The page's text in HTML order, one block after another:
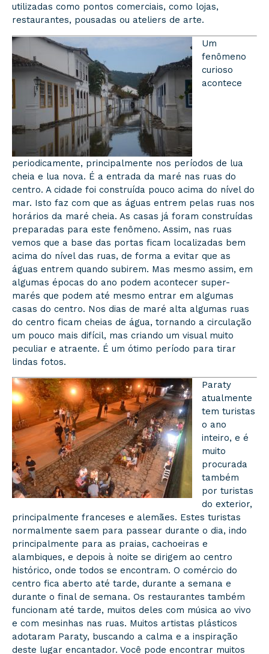
utilizadas como pontos comerciais, como lojas,
restaurantes, pousadas ou ateliers de arte.
Um
fenômeno
curioso
acontece
periodicamente, principalmente nos períodos de lua
cheia e lua nova. É a entrada da maré nas ruas do
centro. A cidade foi construída pouco acima do nível do
mar. Isto faz com que as águas entrem pelas ruas nos
horários da maré cheia. As casas já foram construídas
preparadas para este fenômeno. Assim, nas ruas
vemos que a base das portas ficam localizadas bem
acima do nível das ruas, de forma a evitar que as
águas entrem quando subirem. Mas mesmo assim, em
algumas épocas do ano podem acontecer super-
marés que podem até mesmo entrar em algumas
casas do centro. Nos dias de maré alta algumas ruas
do centro ficam cheias de água, tornando a circulação
um pouco mais difícil, mas criando um visual muito
peculiar e atraente. É um ótimo período para tirar
lindas fotos.
Paraty
atualmente
tem turistas
o ano
inteiro, e é
muito
procurada
também
por turistas
do exterior,
principalmente franceses e alemães. Estes turistas
normalmente saem para passear durante o dia, indo
principalmente para as praias, cachoeiras e
alambiques, e depois à noite se dirigem ao centro
histórico, onde todos se encontram. O comércio do
centro fica aberto até tarde, durante a semana e
durante o final de semana. Os restaurantes também
funcionam até tarde, muitos deles com música ao vivo
e com mesinhas nas ruas. Muitos artistas plásticos
adotaram Paraty, buscando a calma e a inspiração
deste lugar encantador. Você pode encontrar muitos